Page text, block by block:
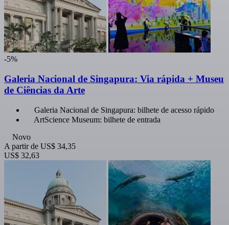
-5%
Galeria Nacional de Singapura: Via rápida + Museu
de Ciências da Arte
Galeria Nacional de Singapura: bilhete de acesso rápido
ArtScience Museum: bilhete de entrada
Novo
A partir de US$ 34,35
US$ 32,63